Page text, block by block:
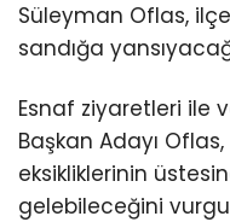
Süleyman Oflas,
sandığa
Esnaf ziyaretleri ile
Başkan Adayı Oflas,
eksikliklerinin
gelebileceğini